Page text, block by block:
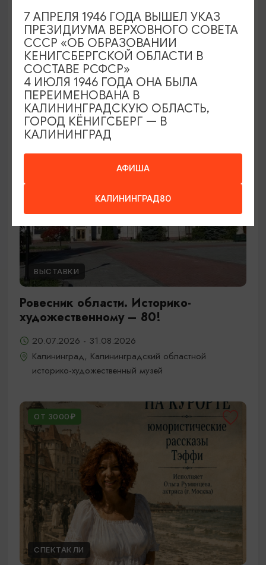
Семейный клуб выходного дня в
Морском выставочном центре
19.07.2026 - 30.08.2026, СБ 12:00, 13:00
Светлогорск, Морской выставочный центр г.
Светлогорск
ВЫСТАВКИ
Ровесник области. Историко-
художественному – 80!
20.07.2026 - 31.08.2026
Калининград, Калининградский областной
историко-художественный музей
ОТ 3000₽
СПЕКТАКЛИ
АФИША
КАЛИНИНГРАД80
7 АПРЕЛЯ 1946 ГОДА ВЫШЕЛ УКАЗ
ПРЕЗИДИУМА ВЕРХОВНОГО СОВЕТА
СССР «ОБ ОБРАЗОВАНИИ
КЕНИГСБЕРГСКОЙ ОБЛАСТИ В
СОСТАВЕ РСФСР»
4 ИЮЛЯ 1946 ГОДА ОНА БЫЛА
ПЕРЕИМЕНОВАНА В
КАЛИНИНГРАДСКУЮ ОБЛАСТЬ,
ГОРОД КЁНИГСБЕРГ — В
КАЛИНИНГРАД